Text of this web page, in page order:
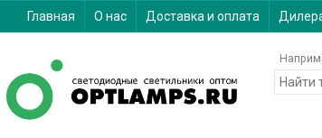
Главная О нас Доставка и оплата